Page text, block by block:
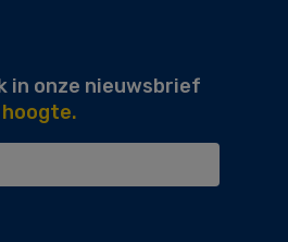
in onze nieuwsbrief